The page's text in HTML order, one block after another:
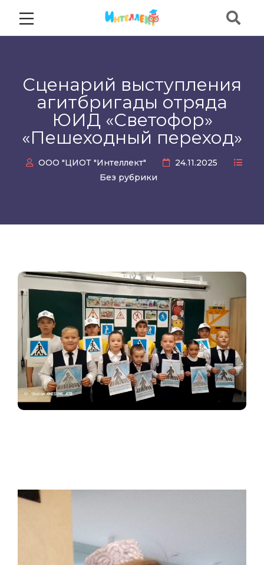
Сценарий выступления
агитбригады отряда
ЮИД «Светофор»
«Пешеходный переход»
ООО "ЦИОТ "Интеллект"
24.11.2025
Без рубрики